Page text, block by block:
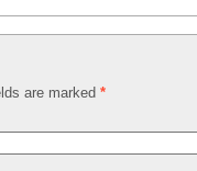
are marked *